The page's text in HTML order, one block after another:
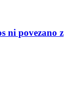
ni povezano z